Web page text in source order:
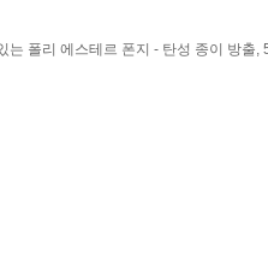
는 폴리 에스테르 폰지 - 탄성 종이 방출,